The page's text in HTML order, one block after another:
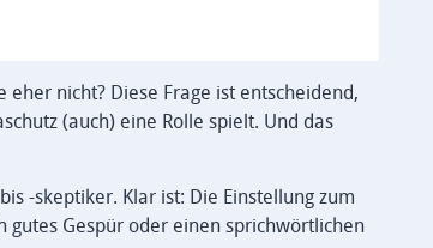
nicht? Diese Frage ist entscheidend,
(auch) eine Rolle spielt. Und das
-skeptiker. Klar ist: Die Einstellung zum
gutes Gespür oder einen sprichwörtlichen